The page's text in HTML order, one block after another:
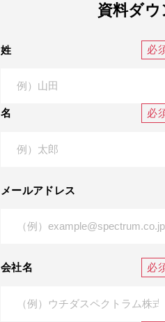
資料ダ
姓
名
メールアドレス
会社名